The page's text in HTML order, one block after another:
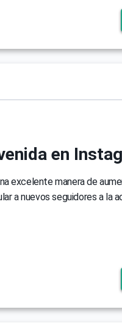
en
excelente manera de
a nuevos seguidores a la